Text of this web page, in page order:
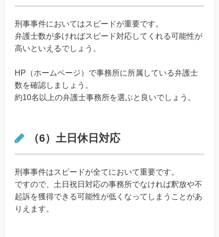
刑事事件においてはスピードが重要です。
弁護士数が多ければスピード対応してくれる可能性が
高いといえるでしょう。
HP（ホームページ）で事務所に所属している弁護士
数を確認しましょう。
約10名以上の弁護士事務所を選ぶと良いでしょう。
（6）土日休日対応
刑事事件はスピードが全てにおいて重要です。
ですので、土日祝日対応の事務所でなければ釈放や不
起訴を獲得できる可能性が低くなってしまうことがあ
りえます。